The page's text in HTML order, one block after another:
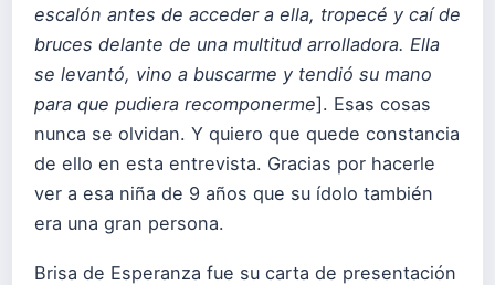
escalón antes de acceder a ella, tropecé y caí de
bruces delante de una multitud arrolladora. Ella
se levantó, vino a buscarme y tendió su mano
para que pudiera recomponerme]. Esas cosas
nunca se olvidan. Y quiero que quede constancia
de ello en esta entrevista. Gracias por hacerle
ver a esa niña de 9 años que su ídolo también
era una gran persona.
Brisa de Esperanza fue su carta de presentación